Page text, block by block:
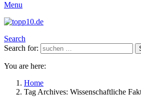
Menu
Search
Search for:
You are here:
Home
Tag Archives: Wissenschaftliche